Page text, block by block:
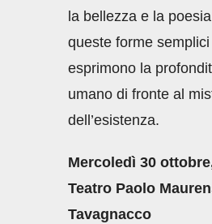
la bellezza e la
queste forme
esprimono la
umano di fronte al
dell’esistenza.
Mercoledì 30
Teatro Paolo
Tavagnacco